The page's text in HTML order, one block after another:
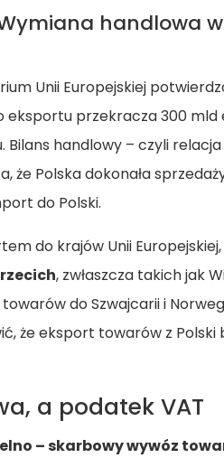
handlowa w
Unii Europejskiej
przekracza 300 mld
Bilans handlowy – czyli
że Polska dokonała
do Polski.
do krajów Unii
, zwłaszcza takich jak
do Szwajcarii i
że eksport towarów z Polski
a podatek VAT
– skarbowy wywóz